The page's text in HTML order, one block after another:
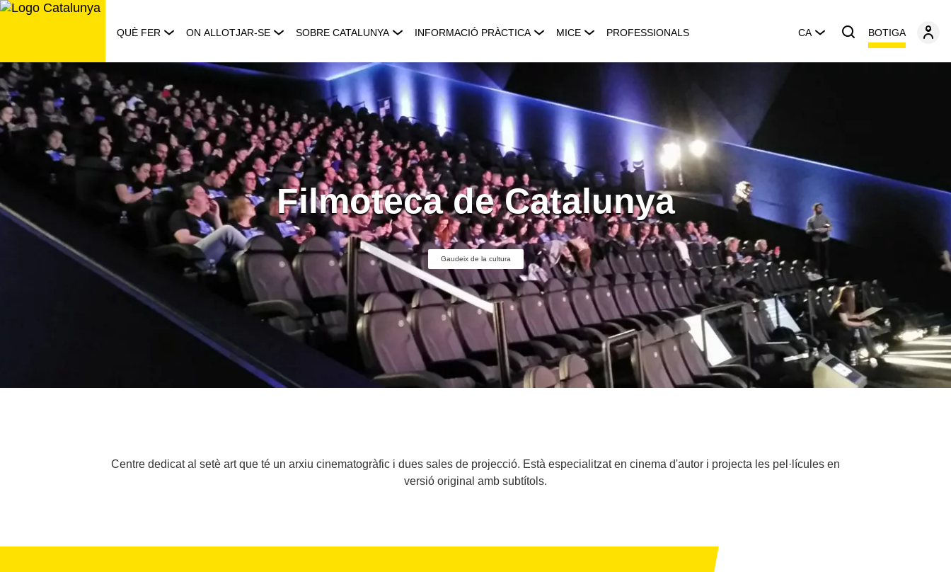
Saltar
QUÈ FER ON ALLOTJAR-SE SOBRE CATALUNYA INFORMACIÓ PRÀCTICA MICE PROFESSIONALS CA BOTIGA
Filmoteca de Catalunya
Gaudeix de la cultura
Centre dedicat al setè art que té un arxiu cinematogràfic i dues sales de projecció. Està especialitzat en cinema d'autor i projecta les pel·lícules en
versió original amb subtítols.